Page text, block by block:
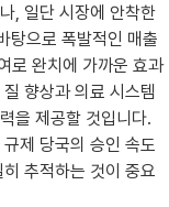
, 일단 시장에 안착한
탕으로 폭발적인 매출
로 완치에 가까운 효과
향상과 의료 시스템
을 제공할 것입니다.
제 당국의 승인 속도
추적하는 것이 중요